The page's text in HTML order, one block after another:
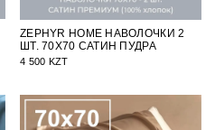
ZEPHYR HOME НАВОЛОЧКИ 2
ШТ. 70Х70 САТИН ПУДРА
4 500 KZT